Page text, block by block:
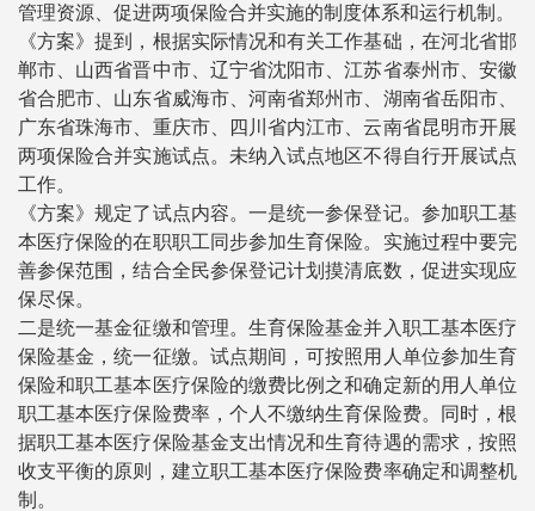
管理资源、促进两项保险合并实施的制度体系和运行机制。
《方案》提到，根据实际情况和有关工作基础，在河北省邯
郸市、山西省晋中市、辽宁省沈阳市、江苏省泰州市、安徽
省合肥市、山东省威海市、河南省郑州市、湖南省岳阳市、
广东省珠海市、重庆市、四川省内江市、云南省昆明市开展
两项保险合并实施试点。未纳入试点地区不得自行开展试点
工作。
《方案》规定了试点内容。一是统一参保登记。参加职工基
本医疗保险的在职职工同步参加生育保险。实施过程中要完
善参保范围，结合全民参保登记计划摸清底数，促进实现应
保尽保。
二是统一基金征缴和管理。生育保险基金并入职工基本医疗
保险基金，统一征缴。试点期间，可按照用人单位参加生育
保险和职工基本医疗保险的缴费比例之和确定新的用人单位
职工基本医疗保险费率，个人不缴纳生育保险费。同时，根
据职工基本医疗保险基金支出情况和生育待遇的需求，按照
收支平衡的原则，建立职工基本医疗保险费率确定和调整机
制。